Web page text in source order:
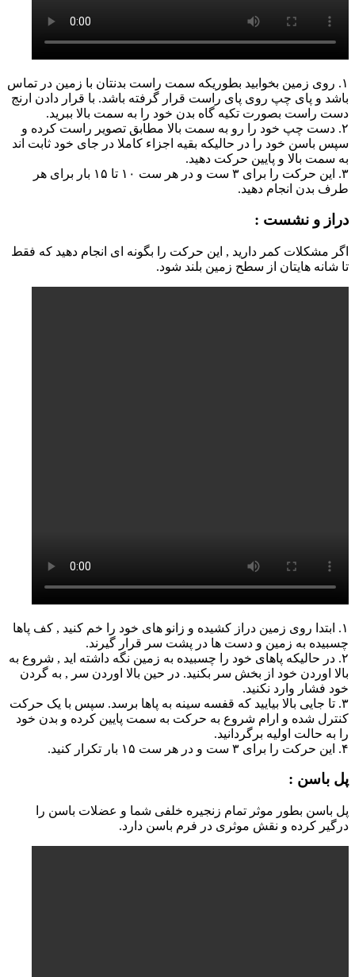
۱. روی زمین بخوابید بطوریکه سمت راست بدنتان با زمین در تماس
باشد و پای چپ روی پای راست قرار گرفته باشد. با قرار دادن ارنج
دست راست بصورت تکیه گاه بدن خود را به سمت بالا ببرید.
۲. دست چپ خود را رو به سمت بالا مطابق تصویر راست کرده و
سپس باسن خود را در حالیکه بقیه اجزاء کاملا در جای خود ثابت اند
به سمت بالا و پایین حرکت دهید.
۳. این حرکت را برای ۳ ست و در هر ست ۱۰ تا ۱۵ بار برای هر
طرف بدن انجام دهید.
دراز و نشست :
اگر مشکلات کمر دارید , این حرکت را بگونه ای انجام دهید که فقط
تا شانه هایتان از سطح زمین بلند شود.
۱. ابتدا روی زمین دراز کشیده و زانو های خود را خم کنید , کف پاها
چسبیده به زمین و دست ها در پشت سر قرار گیرند.
۲. در حالیکه پاهای خود را چسبیده به زمین نگه داشته اید , شروع به
بالا اوردن خود از بخش سر بکنید. در حین بالا اوردن سر , به گردن
خود فشار وارد نکنید.
۳. تا جایی بالا بیایید که قفسه سینه به پاها برسد. سپس با یک حرکت
کنترل شده و ارام شروع به حرکت به سمت پایین کرده و بدن خود
را به حالت اولیه برگردانید.
۴. این حرکت را برای ۳ ست و در هر ست ۱۵ بار تکرار کنید.
پل باسن :
پل باسن بطور موثر تمام زنجیره خلفی شما و عضلات باسن را
درگیر کرده و نقش موثری در فرم باسن دارد.